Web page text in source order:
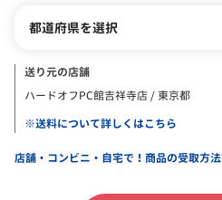
都道府県を選択
送り元の店舗
ハードオフPC館吉祥寺店 / 東京都
※送料について詳しくはこちら
店舗・コンビニ・自宅で！商品の受取方法